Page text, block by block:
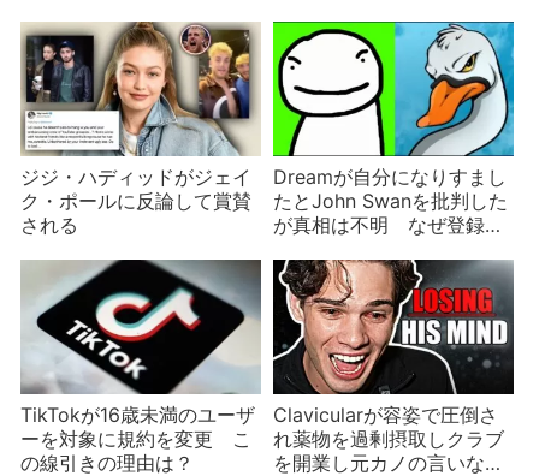
か？
ジジ・ハディッドがジェイ
ク・ポールに反論して賞賛
される
Dreamが自分になりすまし
たとJohn Swanを批判した
が真相は不明 なぜ登録者
するのか？
TikTokが16歳未満のユーザ
ーを対象に規約を変更 こ
の線引きの理由は？
Clavicularが容姿で圧倒さ
れ薬物を過剰摂取しクラブ
を開業し元カノの言いなり